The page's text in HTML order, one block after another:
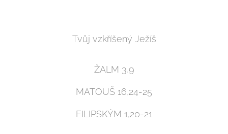
Tvůj vzkříšený Ježíš
ŽALM 3,9
MATOUŠ 16,24-25
FILIPSKÝM 1,20-21